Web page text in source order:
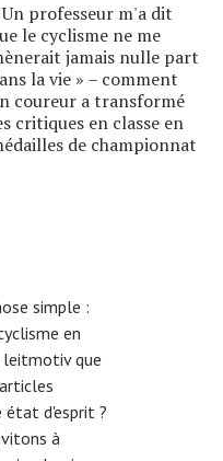
professeur m'a dit
le cyclisme ne me
jamais nulle part
la vie » – comment
coureur a transformé
critiques en classe en
de championnat
simple :
en
leitmotiv que
état d'esprit ?
à